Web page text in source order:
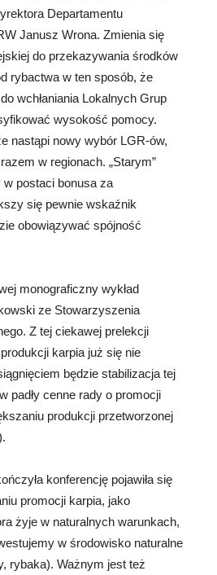
Departamentu
Janusz Wrona. Zmienia się
do przekazywania środków
rybactwa w ten sposób, że
wchłaniania Lokalnych Grup
wysokość pomocy.
nastąpi nowy wybór LGR-ów,
w regionach. „Starym”
postaci bonusa za
się pewnie wskaźnik
obowiązywać spójność
monograficzny wykład
ze Stowarzyszenia
Z tej ciekawej prelekcji
karpia już się nie
będzie stabilizacja tej
padły cenne rady o promocji
produkcji przetworzonej
konferencję pojawiła się
promocji karpia, jako
żyje w naturalnych warunkach,
w środowisko naturalne
rybaka). Ważnym jest też